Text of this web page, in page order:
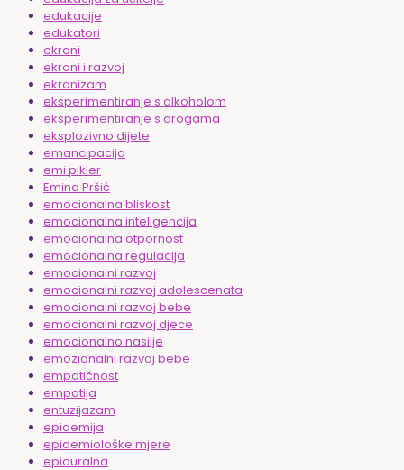
edukacije
edukatori
ekrani
ekrani i razvoj
ekranizam
eksperimentiranje s alkoholom
eksperimentiranje s drogama
eksplozivno dijete
emancipacija
emi pikler
Emina Pršić
emocionalna bliskost
emocionalna inteligencija
emocionalna otpornost
emocionalna regulacija
emocionalni razvoj
emocionalni razvoj adolescenata
emocionalni razvoj bebe
emocionalni razvoj djece
emocionalno nasilje
emozionalni razvoj bebe
empatičnost
empatija
entuzijazam
epidemija
epidemiološke mjere
epiduralna